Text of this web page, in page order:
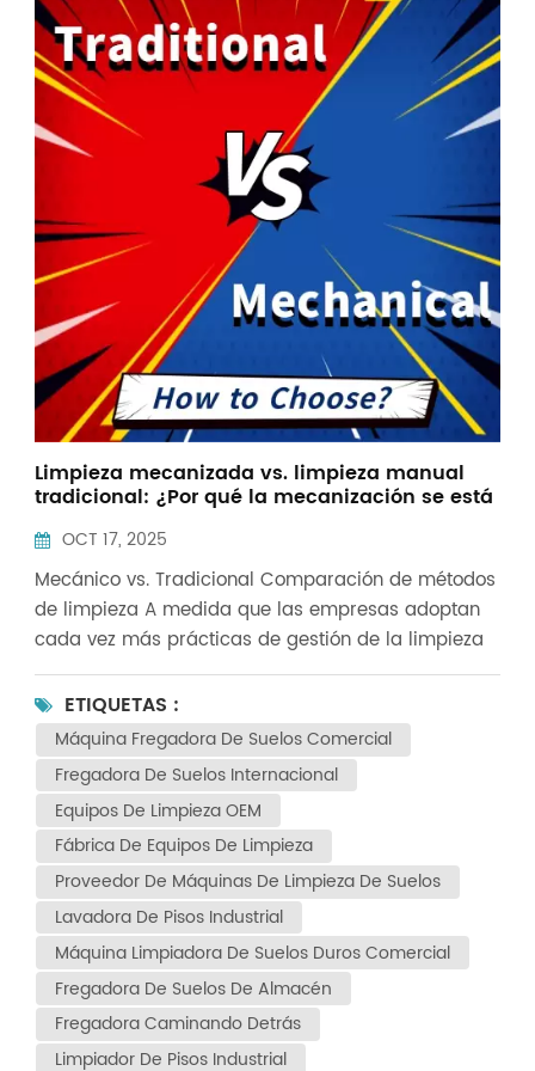
Indonesia
中文
Limpieza mecanizada vs. limpieza manual
tradicional: ¿Por qué la mecanización se está
preferida para la limpieza?
OCT 17, 2025
Mecánico vs. Tradicional Comparación de métodos
de limpieza A medida que las empresas adoptan
cada vez más prácticas de gestión de la limpieza
profesionales y eficientes, más proveedores de
servicios se dan cuenta de que la limpieza
mecanizada no es solo una solución llamativa, sino
una opción práctica que aborda problemas reales.
A continuación, desglosemos las diferencias
fundamentales entre ambos enfoques. Eficiencia de
limpieza: la diferencia de velocidad es evidente1.
Los métodos tradicionales de limpieza manual
(como fregonas y carritos) son extremadamente
ineficientes, sobre todo al trabajar en áreas
extensas o con tareas de limpieza de alta
frecuencia. A menudo, obligan al personal de
limpieza a esforzarse para mantener el ritmo,
siendo la eficiencia una preocupación
ETIQUETAS :
Máquina Fregadora De Suelos Comercial
Fregadora De Suelos Internacional
Equipos De Limpieza OEM
Fábrica De Equipos De Limpieza
Proveedor De Máquinas De Limpieza De Suelos
Lavadora De Pisos Industrial
Máquina Limpiadora De Suelos Duros Comercial
Fregadora De Suelos De Almacén
Fregadora Caminando Detrás
Limpiador De Pisos Industrial